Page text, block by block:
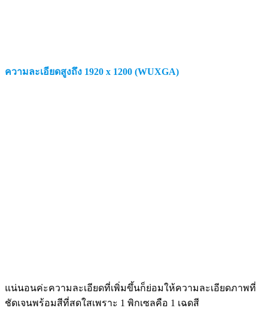
ความละเอียดสูงถึง 1920 x 1200 (WUXGA)
แน่นอนค่ะความละเอียดที่เพิ่มขึ้นก็ย่อมให้ความละเอียดภาพที่
ชัดเจนพร้อมสีที่สดใสเพราะ 1 พิกเซลคือ 1 เฉดสี